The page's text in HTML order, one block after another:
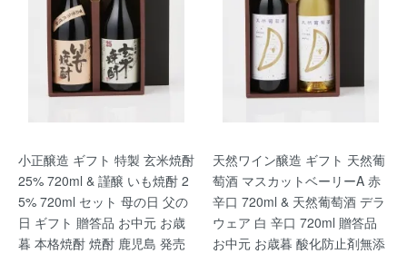
小正醸造 ギフト 特製 玄米焼酎
25% 720ml & 謹醸 いも焼酎 2
5% 720ml セット 母の日 父の
日 ギフト 贈答品 お中元 お歳
暮 本格焼酎 焼酎 鹿児島 発売
天然ワイン醸造 ギフト 天然葡
萄酒 マスカットベーリーA 赤
辛口 720ml & 天然葡萄酒 デラ
ウェア 白 辛口 720ml 贈答品
お中元 お歳暮 酸化防止剤無添